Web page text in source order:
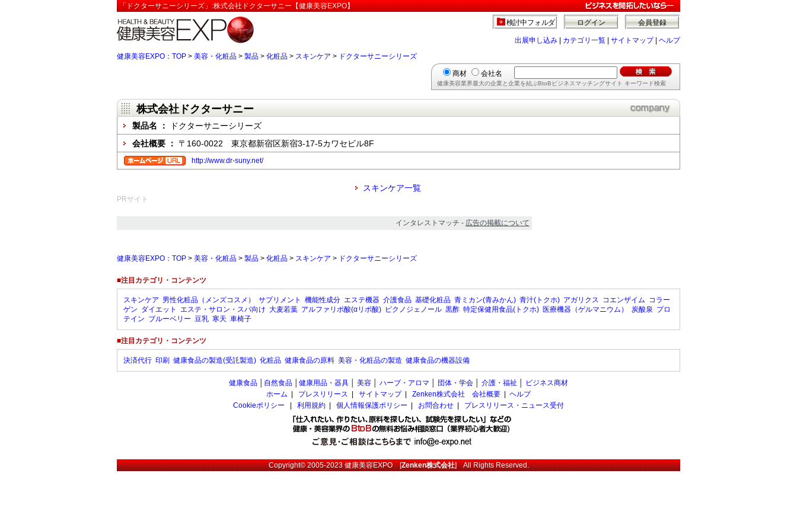
「ドクターサニーシリーズ」:株式会社ドクターサニー【健康美容EXPO】
会員登録
ログイン
検討中フォルダ
出展申し込み カテゴリ一覧 サイトマップ| ヘルプ
健康美容EXPO：TOP > 美容・化粧品 > 製品 > 化粧品 > スキンケア > ドクターサニーシリーズ
商材 会社名
健康美容業界最大の企業と企業を結ぶBtoBビジネスマッチングサイト キーワード検索
株式会社ドクターサニー
製品名 ：
ドクターサニーシリーズ
会社概要 ： 〒160-0022 東京都新宿区新宿3-17-5カワセビル8F
http://www.dr-suny.net/
スキンケア一覧
PRサイト
インタレストマッチ - 広告の掲載について
健康美容EXPO：TOP > 美容・化粧品 > 製品 > 化粧品 > スキンケア > ドクターサニーシリーズ
■注目カテゴリ・コンテンツ
スキンケア 男性化粧品（メンズコスメ） サプリメント 機能性成分 エステ機器 介護食品 基礎化粧品 青ミカン(青みかん) 青汁(トクホ) アガリクス コエンザイム コラー
ゲン ダイエット エステ・サロン・スパ向け 大麦若葉 アルファリポ酸(αリポ酸) ピクノジェノール 黒酢 特定保健用食品(トクホ) 医療機器（ゲルマニウム） 炭酸泉 プロ
テイン ブルーベリー 豆乳 寒天 車椅子
■注目カテゴリ・コンテンツ
決済代行 印刷 健康食品の製造(受託製造) 化粧品 健康食品の原料 美容・化粧品の製造 健康食品の機器設備
健康食品 自然食品 健康用品・器具 美容 ハーブ・アロマ 団体・学会 介護・福祉
ビジネス商材
ホーム
プレスリリース サイトマップ| Zenken株式会社 会社概要
ヘルプ
Cookieポリシー
利用規約 個人情報保護ポリシー お問合わせ プレスリリース・ニュース受付
Copyright© 2005-2023健康美容EXPO[Zenken株式会社] All Rights Reserved.